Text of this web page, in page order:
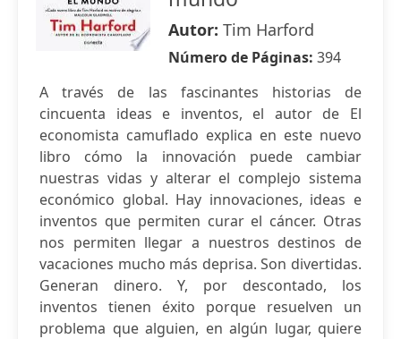
Autor: Tim Harford
Número de Páginas: 394
A través de las fascinantes historias de
cincuenta ideas e inventos, el autor de El
economista camuflado explica en este nuevo
libro cómo la innovación puede cambiar
nuestras vidas y alterar el complejo sistema
económico global. Hay innovaciones, ideas e
inventos que permiten curar el cáncer. Otras
nos permiten llegar a nuestros destinos de
vacaciones mucho más deprisa. Son divertidas.
Generan dinero. Y, por descontado, los
inventos tienen éxito porque resuelven un
problema que alguien, en algún lugar, quiere